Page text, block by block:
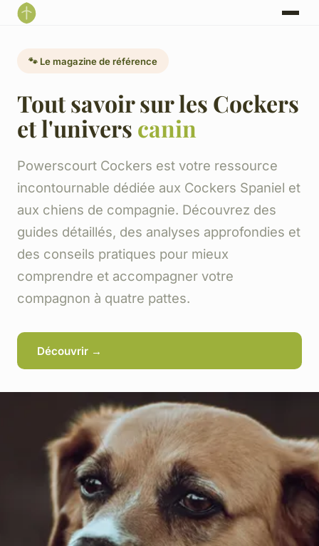
🐾 Le magazine de référence
Tout savoir sur les Cockers
et l'univers canin
Powerscourt Cockers est votre ressource
incontournable dédiée aux Cockers Spaniel et
aux chiens de compagnie. Découvrez des
guides détaillés, des analyses approfondies et
des conseils pratiques pour mieux
comprendre et accompagner votre
compagnon à quatre pattes.
Découvrir →